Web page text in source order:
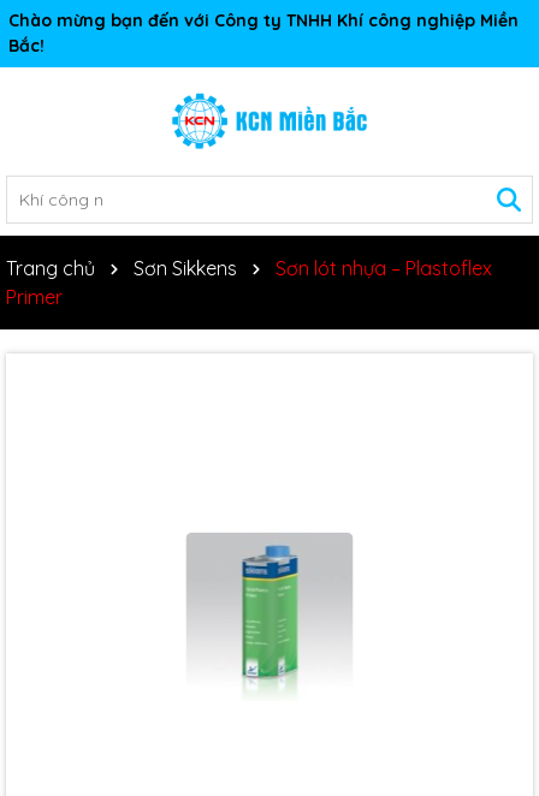
Chào mừng bạn đến với Công ty TNHH Khí công nghiệp Miền
Bắc!
Trang chủ Sơn Sikkens
Sơn lót nhựa – Plastoflex
Primer